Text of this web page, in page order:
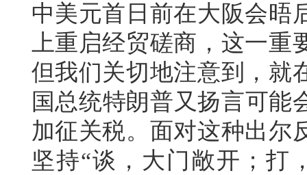
中美元首日前在大阪会晤
上重启经贸磋商，这一
但我们关切地注意到，就
国总统特朗普又扬言可能
加征关税。面对这种出尔
坚持“谈，大门敞开；打